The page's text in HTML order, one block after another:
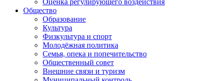
Оценка регулирующего воздействия
Общество
Образование
Культура
Физкультура и спорт
Молодёжная политика
Семья, опека и попечительство
Общественный совет
Внешние связи и туризм